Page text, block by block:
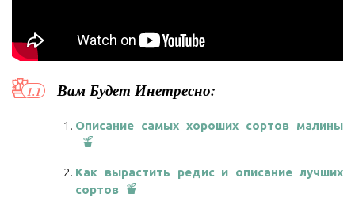
Вам Будет Инетресно:
Описание самых хороших сортов малины
Как вырастить редис и описание лучших
сортов